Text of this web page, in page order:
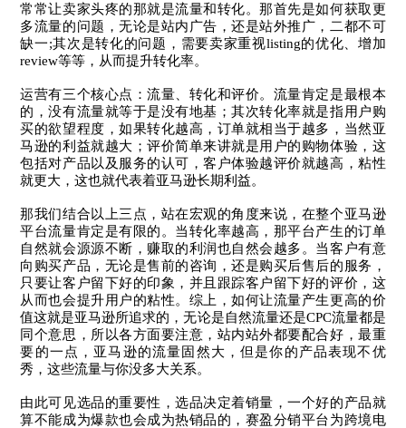
常常让卖家头疼的那就是流量和转化。那首先是如何获取更
多流量的问题，无论是站内广告，还是站外推广，二都不可
缺一;其次是转化的问题，需要卖家重视listing的优化、增加
review等等，从而提升转化率。
运营有三个核心点：流量、转化和评价。流量肯定是最根本
的，没有流量就等于是没有地基；其次转化率就是指用户购
买的欲望程度，如果转化越高，订单就相当于越多，当然亚
马逊的利益就越大；评价简单来讲就是用户的购物体验，这
包括对产品以及服务的认可，客户体验越评价就越高，粘性
就更大，这也就代表着亚马逊长期利益。
那我们结合以上三点，站在宏观的角度来说，在整个亚马逊
平台流量肯定是有限的。当转化率越高，那平台产生的订单
自然就会源源不断，赚取的利润也自然会越多。当客户有意
向购买产品，无论是售前的咨询，还是购买后售后的服务，
只要让客户留下好的印象，并且跟踪客户留下好的评价，这
从而也会提升用户的粘性。综上，如何让流量产生更高的价
值这就是亚马逊所追求的，无论是自然流量还是CPC流量都是
同个意思，所以各方面要注意，站内站外都要配合好，最重
要的一点，亚马逊的流量固然大，但是你的产品表现不优
秀，这些流量与你没多大关系。
由此可见选品的重要性，选品决定着销量，一个好的产品就
算不能成为爆款也会成为热销品的，赛盈分销平台为跨境电